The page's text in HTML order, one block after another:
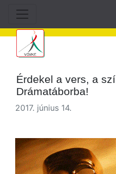
Érdekel a vers, a
Drámatáborba!
2017. június 14.